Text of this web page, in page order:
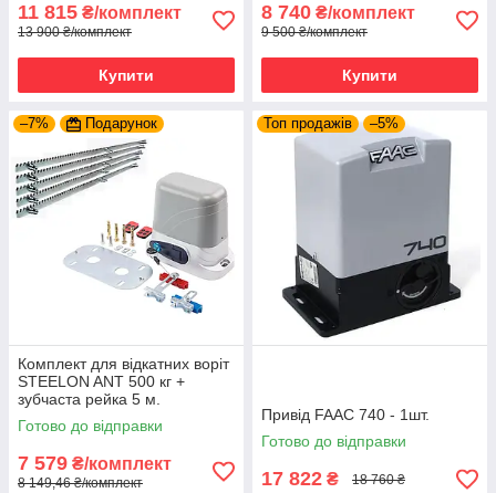
11 815 ₴/комплект
13 900 ₴/комплект
Купити
8 740 ₴/комплект
9 500 ₴/комплект
Купити
–7% Подарунок
Комплект для відкатних воріт
STEELON ANT 500 кг +
зубчаста рейка 5 м.
Готово до відправки
7 579 ₴/комплект
8 149,46 ₴/комплект
Топ продажів –5%
Привід FAAC 740 - 1шт.
Готово до відправки
17 822 ₴ 18 760 ₴